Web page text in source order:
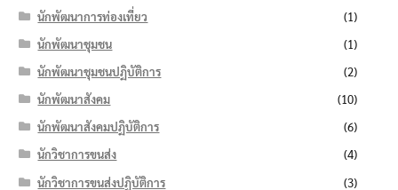
นักพัฒนาการท่องเที่ยว
(1)
นักพัฒนาชุมชน
(1)
นักพัฒนาชุมชนปฏิบัติการ
(2)
นักพัฒนาสังคม
(10)
นักพัฒนาสังคมปฏิบัติการ
(6)
นักวิชาการขนส่ง
(4)
นักวิชาการขนส่งปฏิบัติการ
(3)